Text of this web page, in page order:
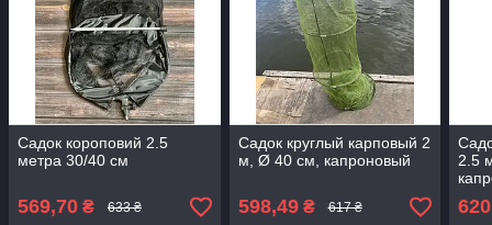
Садок короповий 2.5
метра 30/40 см
569,70 ₴ 633 ₴
Садок круглый карповый 2
м, Ø 40 см, капроновый
598,49₴ 617 ₴
2.5